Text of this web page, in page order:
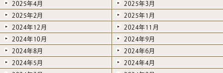
2025年4月
2025年3月
2025年2月
2025年1月
2024年12月
2024年11月
2024年10月
2024年9月
2024年8月
2024年6月
2024年5月
2024年4月